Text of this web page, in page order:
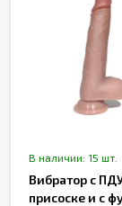
В наличии: 15 шт.
Вибратор с
присоске и с